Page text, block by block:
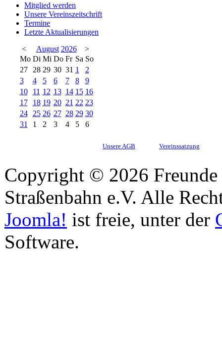
Mitglied werden
Unsere Vereinszeitschrift
Termine
Letzte Aktualisierungen
<
August 2026
>
Mo Di Mi Do Fr Sa So
27
28 29 30 31 1
2
3
4 5 6 7 8
9
10
11 12 13 14 15 16
17
18 19 20 21 22 23
24
25 26 27 28 29 30
31
1 2 3 4 5 6
Unsere AGB Vereinssatzung
Copyright © 2026
Straßenbahn e.V. Alle
Joomla! ist freie, unter der
Software.